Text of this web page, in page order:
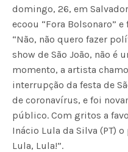
domingo, 26, em
ecoou “Fora Bolsonaro”
“Não, não quero fazer
show de São João, não é
momento, a artista
interrupção da festa de
de coronavírus, e foi
público. Com gritos a
Inácio Lula da Silva (PT)
Lula, Lula!”.